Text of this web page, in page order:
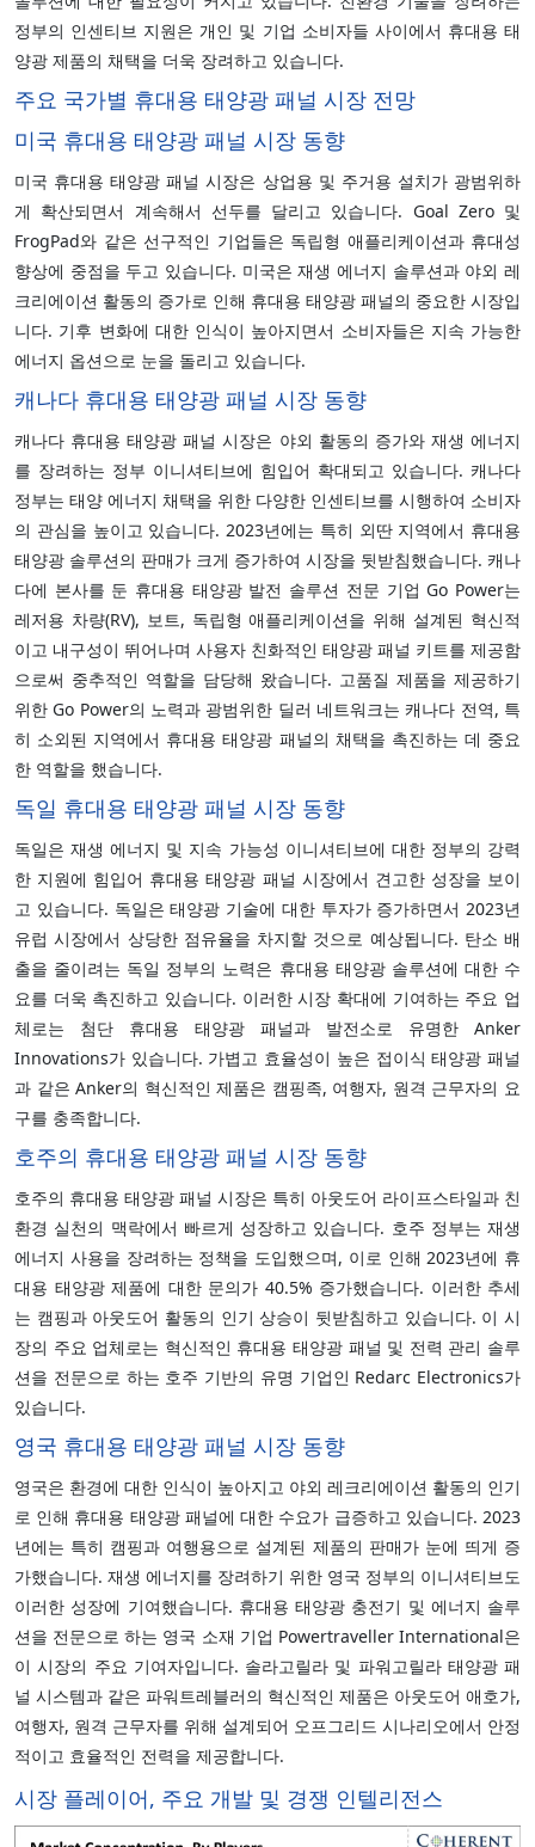
정부의 인센티브 지원은 개인 및 기업 소비자들 사이에서 휴대용 태
양광 제품의 채택을 더욱 장려하고 있습니다.
주요 국가별 휴대용 태양광 패널 시장 전망
미국 휴대용 태양광 패널 시장 동향
미국 휴대용 태양광 패널 시장은 상업용 및 주거용 설치가 광범위하
게 확산되면서 계속해서 선두를 달리고 있습니다. Goal Zero 및
FrogPad와 같은 선구적인 기업들은 독립형 애플리케이션과 휴대성
향상에 중점을 두고 있습니다. 미국은 재생 에너지 솔루션과 야외 레
크리에이션 활동의 증가로 인해 휴대용 태양광 패널의 중요한 시장입
니다. 기후 변화에 대한 인식이 높아지면서 소비자들은 지속 가능한
에너지 옵션으로 눈을 돌리고 있습니다.
캐나다 휴대용 태양광 패널 시장 동향
캐나다 휴대용 태양광 패널 시장은 야외 활동의 증가와 재생 에너지
를 장려하는 정부 이니셔티브에 힘입어 확대되고 있습니다. 캐나다
정부는 태양 에너지 채택을 위한 다양한 인센티브를 시행하여 소비자
의 관심을 높이고 있습니다. 2023년에는 특히 외딴 지역에서 휴대용
태양광 솔루션의 판매가 크게 증가하여 시장을 뒷받침했습니다. 캐나
다에 본사를 둔 휴대용 태양광 발전 솔루션 전문 기업 Go Power는
레저용 차량(RV), 보트, 독립형 애플리케이션을 위해 설계된 혁신적
이고 내구성이 뛰어나며 사용자 친화적인 태양광 패널 키트를 제공함
으로써 중추적인 역할을 담당해 왔습니다. 고품질 제품을 제공하기
위한 Go Power의 노력과 광범위한 딜러 네트워크는 캐나다 전역, 특
히 소외된 지역에서 휴대용 태양광 패널의 채택을 촉진하는 데 중요
한 역할을 했습니다.
독일 휴대용 태양광 패널 시장 동향
독일은 재생 에너지 및 지속 가능성 이니셔티브에 대한 정부의 강력
한 지원에 힘입어 휴대용 태양광 패널 시장에서 견고한 성장을 보이
고 있습니다. 독일은 태양광 기술에 대한 투자가 증가하면서 2023년
유럽 시장에서 상당한 점유율을 차지할 것으로 예상됩니다. 탄소 배
출을 줄이려는 독일 정부의 노력은 휴대용 태양광 솔루션에 대한 수
요를 더욱 촉진하고 있습니다. 이러한 시장 확대에 기여하는 주요 업
체로는 첨단 휴대용 태양광 패널과 발전소로 유명한 Anker
Innovations가 있습니다. 가볍고 효율성이 높은 접이식 태양광 패널
과 같은 Anker의 혁신적인 제품은 캠핑족, 여행자, 원격 근무자의 요
구를 충족합니다.
호주의 휴대용 태양광 패널 시장 동향
호주의 휴대용 태양광 패널 시장은 특히 아웃도어 라이프스타일과 친
환경 실천의 맥락에서 빠르게 성장하고 있습니다. 호주 정부는 재생
에너지 사용을 장려하는 정책을 도입했으며, 이로 인해 2023년에 휴
대용 태양광 제품에 대한 문의가 40.5% 증가했습니다. 이러한 추세
는 캠핑과 아웃도어 활동의 인기 상승이 뒷받침하고 있습니다. 이 시
장의 주요 업체로는 혁신적인 휴대용 태양광 패널 및 전력 관리 솔루
션을 전문으로 하는 호주 기반의 유명 기업인 Redarc Electronics가
있습니다.
영국 휴대용 태양광 패널 시장 동향
영국은 환경에 대한 인식이 높아지고 야외 레크리에이션 활동의 인기
로 인해 휴대용 태양광 패널에 대한 수요가 급증하고 있습니다. 2023
년에는 특히 캠핑과 여행용으로 설계된 제품의 판매가 눈에 띄게 증
가했습니다. 재생 에너지를 장려하기 위한 영국 정부의 이니셔티브도
이러한 성장에 기여했습니다. 휴대용 태양광 충전기 및 에너지 솔루
션을 전문으로 하는 영국 소재 기업 Powertraveller International은
이 시장의 주요 기여자입니다. 솔라고릴라 및 파워고릴라 태양광 패
널 시스템과 같은 파워트레블러의 혁신적인 제품은 아웃도어 애호가,
여행자, 원격 근무자를 위해 설계되어 오프그리드 시나리오에서 안정
적이고 효율적인 전력을 제공합니다.
시장 플레이어, 주요 개발 및 경쟁 인텔리전스